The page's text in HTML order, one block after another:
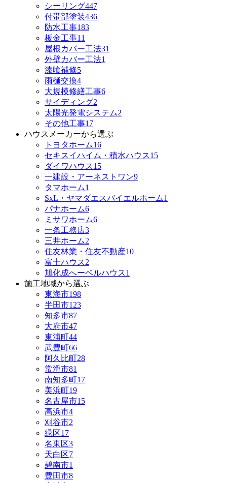
シーリング447
付帯部塗装436
防水工事183
板金工事11
屋根カバー工法31
外壁カバー工法1
漆喰補修5
雨樋交換4
大規模修繕工事6
サイディング2
太陽光発電システム2
その他工事17
ハウスメーカーから選ぶ
トヨタホーム16
セキスイハイム・積水ハウス15
ダイワハウス15
一建設・アーネストワン9
タマホーム1
SxL・ヤマダエスバイエルホーム1
パナホーム6
ミサワホーム6
一条工務店3
三井ホーム2
住友林業・住友不動産10
富士ハウス2
旭化成へーベルハウス1
施工地域から選ぶ
東海市198
半田市123
知多市87
大府市47
東浦町44
武豊町66
阿久比町28
常滑市81
南知多町17
美浜町19
名古屋市15
高浜市4
刈谷市2
緑区17
名東区3
天白区7
碧南市1
豊田市8